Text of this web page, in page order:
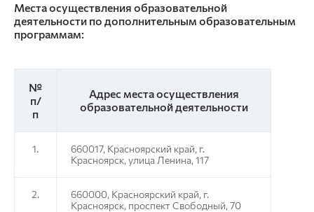
Места осуществления образовательной
деятельности по дополнительным образовательным
программам:
№
п/
п
Адрес места осуществления
образовательной деятельности
1.
660017, Красноярский край, г.
Красноярск, улица Ленина, 117
2.
660000, Красноярский край, г.
Красноярск, проспект Свободный, 70